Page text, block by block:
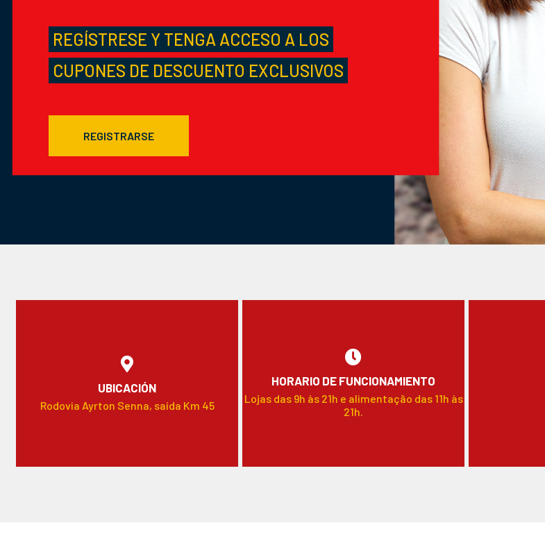
REGÍSTRESE Y TENGA ACCESO A LOS
CUPONES DE DESCUENTO EXCLUSIVOS
REGISTRARSE
UBICACIÓN
Rodovia Ayrton Senna, saída Km 45
HORARIO DE FUNCIONAMIENTO
Lojas das 9h às 21h e alimentação das 11h às
21h.